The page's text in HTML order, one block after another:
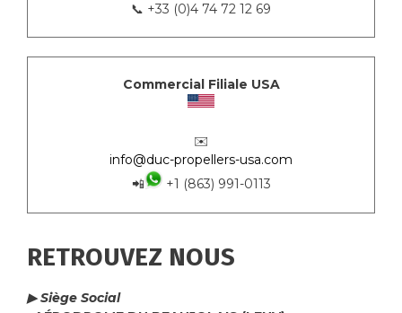
📞 +33 (0)4 74 72 12 69
Commercial Filiale USA
✉️
info@duc-propellers-usa.com
📲
+1 (863) 991-0113
RETROUVEZ NOUS
▶ Siège Social